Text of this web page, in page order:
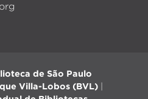
de São Paulo
Villa-Lobos (BVL)